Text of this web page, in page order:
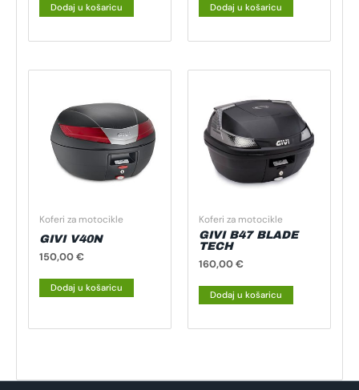
Dodaj u košaricu Dodaj u košaricu
Koferi za motocikle
GIVI V40N
150,00€
Dodaj u košaricu
Koferi za motocikle
GIVI B47 BLADE
TECH
160,00€
Dodaj u košaricu